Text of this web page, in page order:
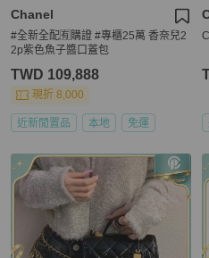
Chanel
#全新全配🈶購證 #專櫃25萬 香奈兒2
2p紫色魚子醬口蓋包
TWD 109,888
現折 8,000
近新閒置品 本地 免運